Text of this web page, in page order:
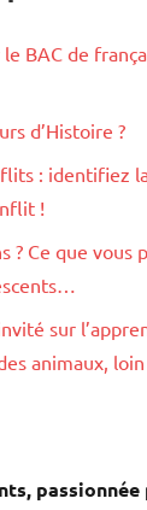
BAC de
d’Histoire ?
: identifiez
!
? Ce que vous
sur
animaux, loin